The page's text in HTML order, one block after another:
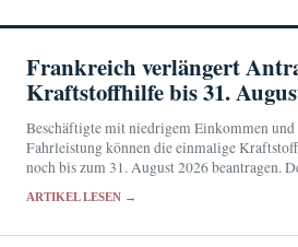
Frankreich verlängert
Kraftstoffhilfe bis 31.
Beschäftigte mit niedrigem Einkommen
Fahrleistung können die einmalige
noch bis zum 31. August 2026 beantragen.
ARTIKEL LESEN →